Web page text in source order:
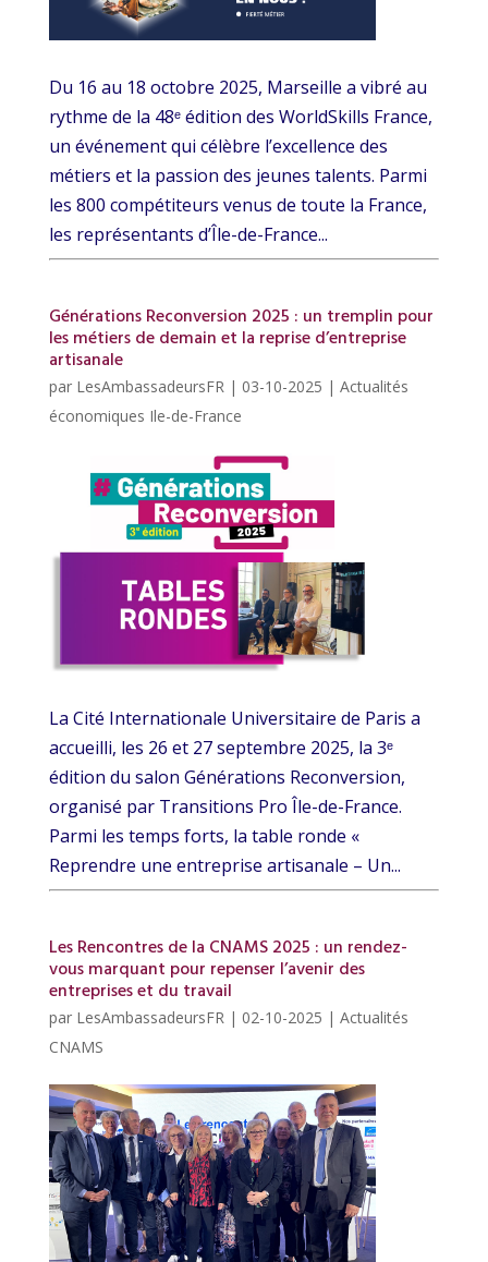
Du 16 au 18 octobre 2025, Marseille a vibré au
rythme de la 48ᵉ édition des WorldSkills France,
un événement qui célèbre l’excellence des
métiers et la passion des jeunes talents. Parmi
les 800 compétiteurs venus de toute la France,
les représentants d’Île-de-France...
Générations Reconversion 2025 : un tremplin pour
les métiers de demain et la reprise d’entreprise
artisanale
par LesAmbassadeursFR| 03-10-2025 | Actualités
économiques Ile-de-France
La Cité Internationale Universitaire de Paris a
accueilli, les 26 et 27 septembre 2025, la 3ᵉ
édition du salon Générations Reconversion,
organisé par Transitions Pro Île-de-France.
Parmi les temps forts, la table ronde «
Reprendre une entreprise artisanale – Un...
Les Rencontres de la CNAMS 2025 : un rendez-
vous marquant pour repenser l’avenir des
entreprises et du travail
par LesAmbassadeursFR| 02-10-2025 | Actualités
CNAMS